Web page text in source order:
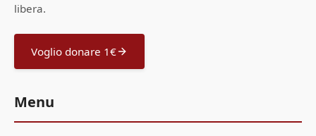
libera.
Voglio donare 1€
Menu